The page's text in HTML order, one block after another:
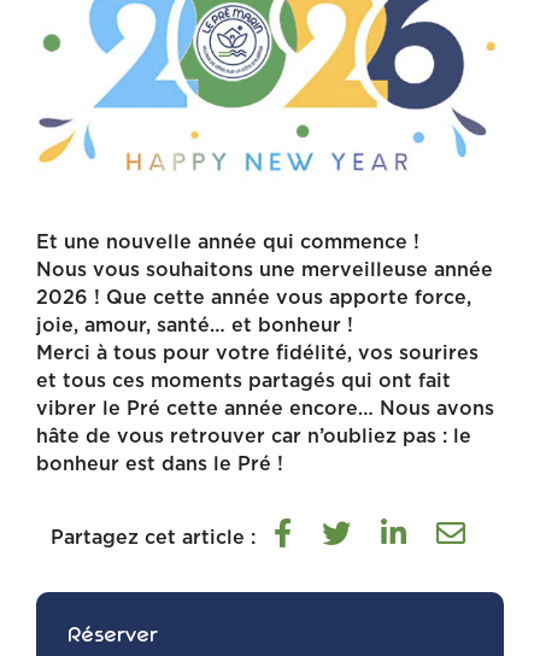
Et une nouvelle année qui commence !
Nous vous souhaitons une merveilleuse année
2026 ! Que cette année vous apporte force,
joie, amour, santé… et bonheur !
Merci à tous pour votre fidélité, vos sourires
et tous ces moments partagés qui ont fait
vibrer le Pré cette année encore… Nous avons
hâte de vous retrouver car n’oubliez pas : le
bonheur est dans le Pré !
Partagez cet article :
Réserver